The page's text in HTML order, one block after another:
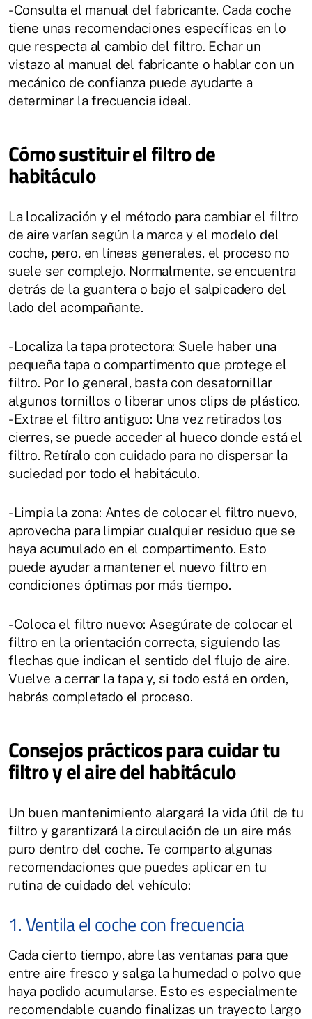
- Consulta el manual del fabricante. Cada coche
tiene unas recomendaciones específicas en lo
que respecta al cambio del filtro. Echar un
vistazo al manual del fabricante o hablar con un
mecánico de confianza puede ayudarte a
determinar la frecuencia ideal.
Cómo sustituir el filtro de
habitáculo
La localización y el método para cambiar el filtro
de aire varían según la marca y el modelo del
coche, pero, en líneas generales, el proceso no
suele ser complejo. Normalmente, se encuentra
detrás de la guantera o bajo el salpicadero del
lado del acompañante.
- Localiza la tapa protectora: Suele haber una
pequeña tapa o compartimento que protege el
filtro. Por lo general, basta con desatornillar
algunos tornillos o liberar unos clips de plástico.
- Extrae el filtro antiguo: Una vez retirados los
cierres, se puede acceder al hueco donde está el
filtro. Retíralo con cuidado para no dispersar la
suciedad por todo el habitáculo.
- Limpia la zona: Antes de colocar el filtro nuevo,
aprovecha para limpiar cualquier residuo que se
haya acumulado en el compartimento. Esto
puede ayudar a mantener el nuevo filtro en
condiciones óptimas por más tiempo.
- Coloca el filtro nuevo: Asegúrate de colocar el
filtro en la orientación correcta, siguiendo las
flechas que indican el sentido del flujo de aire.
Vuelve a cerrar la tapa y, si todo está en orden,
habrás completado el proceso.
Consejos prácticos para cuidar tu
filtro y el aire del habitáculo
Un buen mantenimiento alargará la vida útil de tu
filtro y garantizará la circulación de un aire más
puro dentro del coche. Te comparto algunas
recomendaciones que puedes aplicar en tu
rutina de cuidado del vehículo:
1. Ventila el coche con frecuencia
Cada cierto tiempo, abre las ventanas para que
entre aire fresco y salga la humedad o polvo que
haya podido acumularse. Esto es especialmente
recomendable cuando finalizas un trayecto largo